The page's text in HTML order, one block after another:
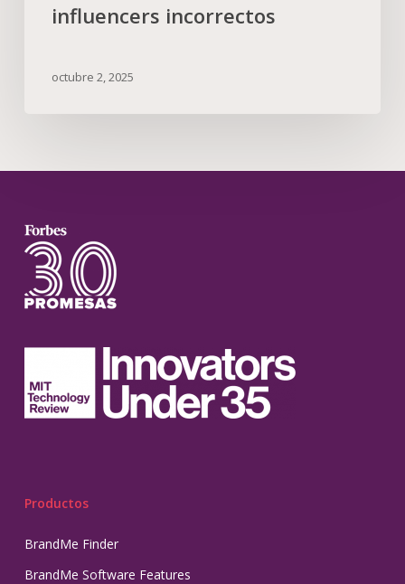
influencers incorrectos
octubre 2, 2025
Productos
BrandMe Finder
BrandMe Software Features